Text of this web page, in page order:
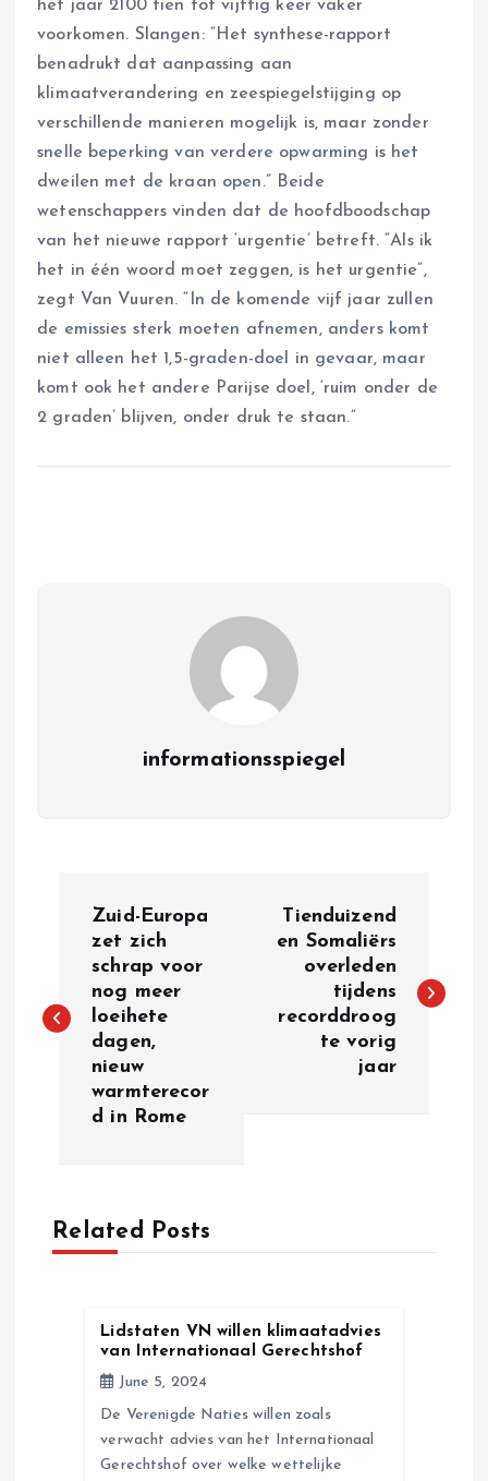
het jaar 2100 tien tot vijftig keer vaker
voorkomen. Slangen: “Het synthese-rapport
benadrukt dat aanpassing aan
klimaatverandering en zeespiegelstijging op
verschillende manieren mogelijk is, maar zonder
snelle beperking van verdere opwarming is het
dweilen met de kraan open.” Beide
wetenschappers vinden dat de hoofdboodschap
van het nieuwe rapport ‘urgentie’ betreft. “Als ik
het in één woord moet zeggen, is het urgentie”,
zegt Van Vuuren. “In de komende vijf jaar zullen
de emissies sterk moeten afnemen, anders komt
niet alleen het 1,5-graden-doel in gevaar, maar
komt ook het andere Parijse doel, ‘ruim onder de
2 graden’ blijven, onder druk te staan.”
informationsspiegel
s
v
Zuid-Europa
zet zich
schrap voor
nog meer
loeihete
dagen,
nieuw
warmterecor
d in Rome
Tienduizend
en Somaliërs
overleden
tijdens
recorddroog
te vorig
jaar
Related Posts
Lidstaten VN willen klimaatadvies
van Internationaal Gerechtshof
June 5, 2024
De Verenigde Naties willen zoals
verwacht advies van het Internationaal
Gerechtshof over welke wettelijke